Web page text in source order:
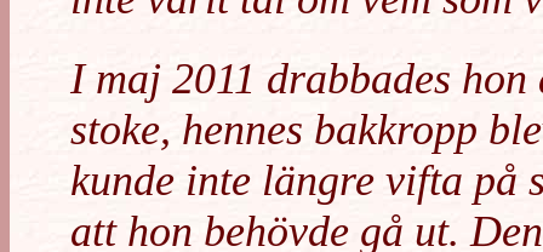
I maj 2011 drabbades
stoke, hennes bakkropp
kunde inte längre vifta på
att hon behövde gå ut.